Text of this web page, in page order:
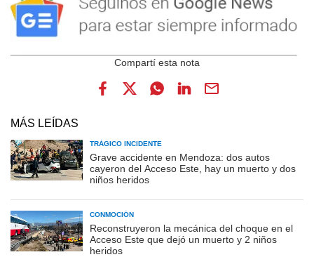
MÁS LEÍDAS
TRÁGICO INCIDENTE
Grave accidente en Mendoza: dos autos
cayeron del Acceso Este, hay un muerto y dos
niños heridos
CONMOCIÓN
Reconstruyeron la mecánica del choque en el
Acceso Este que dejó un muerto y 2 niños
heridos